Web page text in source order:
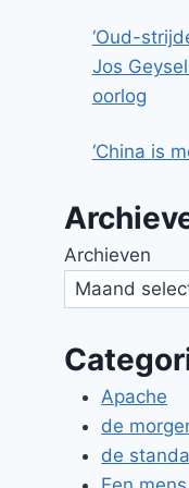
‘Oud-
Jos
oorlog
‘China is
Archieven
Apache
de
de